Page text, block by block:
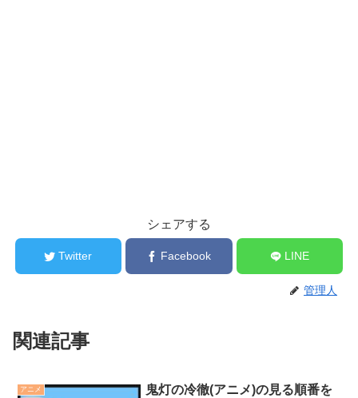
シェアする
Twitter Facebook LINE
管理人
関連記事
アニメ
鬼灯の冷徹(アニメ)の見る順番を